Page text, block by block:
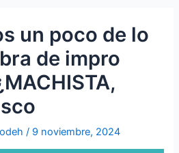
un poco de lo
de impro
/ 9 noviembre, 2024